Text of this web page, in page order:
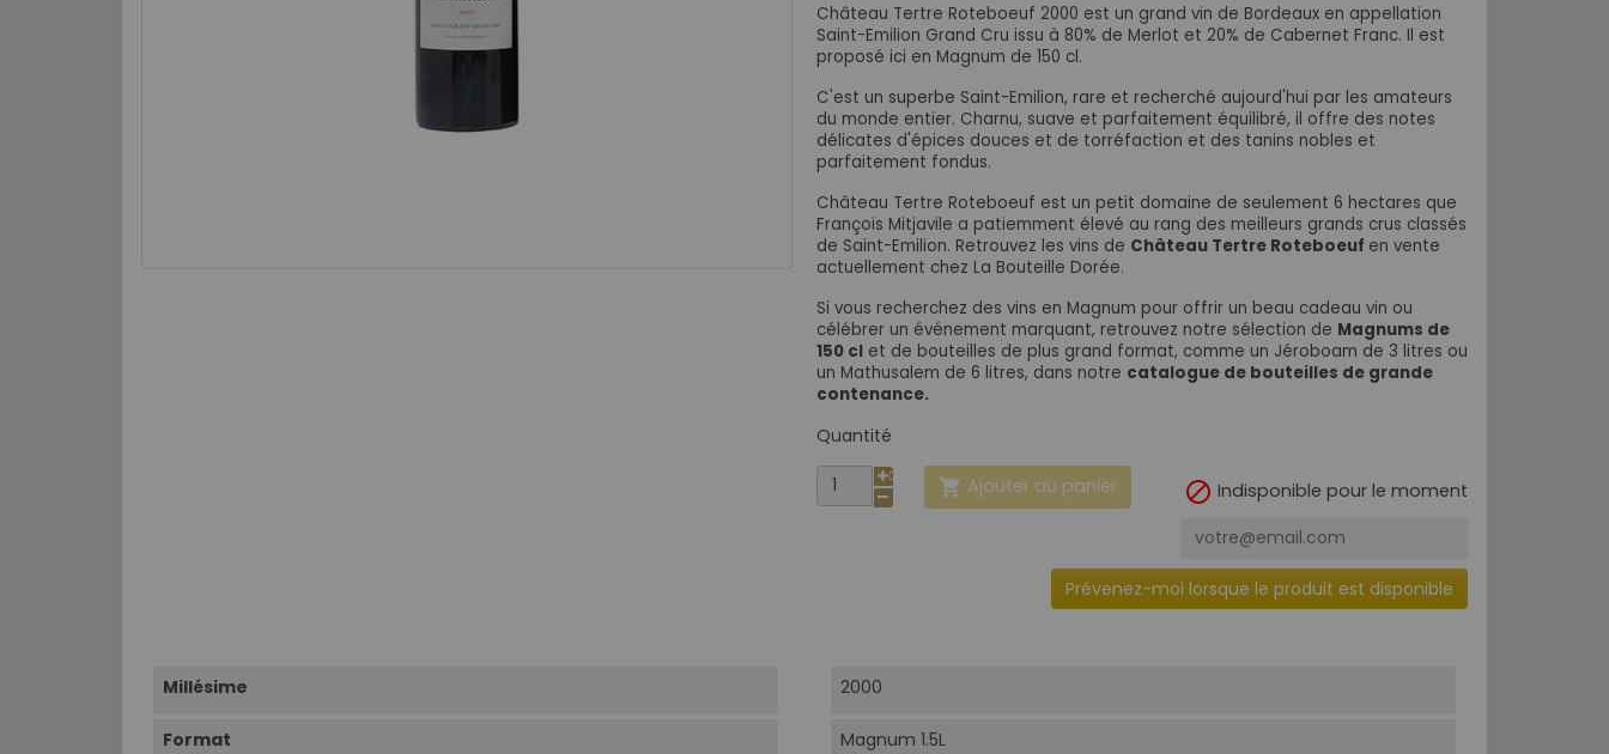
Château Tertre Roteboeuf 2000 est un grand vin de Bordeaux en appellation
Saint-Emilion Grand Cru issu à 80% de Merlot et 20% de Cabernet Franc. Il est
proposé ici en Magnum de 150 cl.
C'est un superbe Saint-Emilion, rare et recherché aujourd'hui par les amateurs
du monde entier. Charnu, suave et parfaitement équilibré, il offre des notes
délicates d'épices douces et de torréfaction et des tanins nobles et
parfaitement fondus.
Château Tertre Roteboeuf est un petit domaine de seulement 6 hectares que
François Mitjavile a patiemment élevé au rang des meilleurs grands crus classés
de Saint-Emilion. Retrouvez les vins de Château Tertre Roteboeuf en vente
actuellement chez La Bouteille Dorée.
Si vous recherchez des vins en Magnum pour offrir un beau cadeau vin ou
célébrer un événement marquant, retrouvez notre sélection de Magnums de
150 cl et de bouteilles de plus grand format, comme un Jéroboam de 3 litres ou
un Mathusalem de 6 litres, dans notre catalogue de bouteilles de grande
contenance.
Quantité
 Ajouter au panier  Indisponible pour le moment
Prévenez-moi lorsque le produit est disponible
Millésime 2000
Format Magnum 1.5L